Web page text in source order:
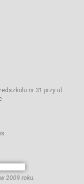
nr 31 przy ul.
2009 roku.